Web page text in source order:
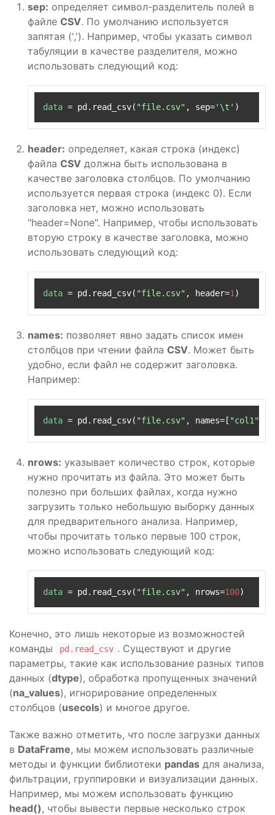
sep: определяет символ-разделитель полей в
файле CSV. По умолчанию используется
запятая (','). Например, чтобы указать символ
табуляции в качестве разделителя, можно
использовать следующий код:
data = pd.read_csv( "file.csv" , sep='\t'
header: определяет, какая строка (индекс)
файла CSV должна быть использована в
качестве заголовка столбцов. По умолчанию
используется первая строка (индекс 0). Если
заголовка нет, можно использовать
"header=None". Например, чтобы использовать
вторую строку в качестве заголовка, можно
использовать следующий код:
data = pd.read_csv( "file.csv" , header=1
names: позволяет явно задать список имен
столбцов при чтении файла CSV. Может быть
удобно, если файл не содержит заголовка.
Например:
data = pd.read_csv( "file.csv" , names=[ "col1"
nrows: указывает количество строк, которые
нужно прочитать из файла. Это может быть
полезно при больших файлах, когда нужно
загрузить только небольшую выборку данных
для предварительного анализа. Например,
чтобы прочитать только первые 100 строк,
можно использовать следующий код:
data = pd.read_csv( "file.csv" , nrows=100
Конечно, это лишь некоторые из возможностей
команды
pd.read_csv . Существуют и другие
параметры, такие как использование разных типов
данных (dtype), обработка пропущенных значений
(na_values), игнорирование определенных
столбцов (usecols) и многое другое.
Также важно отметить, что после загрузки данных
в DataFrame, мы можем использовать различные
методы и функции библиотеки pandas для анализа,
фильтрации, группировки и визуализации данных.
Например, мы можем использовать функцию
head(), чтобы вывести первые несколько строк